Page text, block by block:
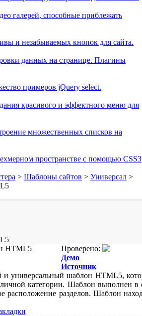
галерей, способные приблежать
и незабываемых кнопок для сайта.
данных на странице. Плагины
примеров jQuery select.
красивого и эффектного меню для
множественных списков на
пространстве с помощью CSS3
> Шаблоны сайтов > Универсал >
Проверено:
Демо
Источник
и универсальный шаблон HTML5,
категории. Шаблон выполнен в
расположение разделов. Шаблон